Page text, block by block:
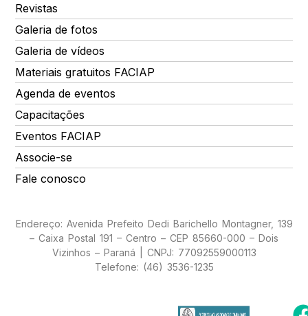
Revistas
Galeria de fotos
Galeria de vídeos
Materiais gratuitos FACIAP
Agenda de eventos
Capacitações
Eventos FACIAP
Associe-se
Fale conosco
Endereço: Avenida Prefeito Dedi Barichello Montagner, 139
– Caixa Postal 191 – Centro – CEP 85660-000 – Dois
Vizinhos – Paraná | CNPJ: 77092559000113
Telefone: (46) 3536-1235